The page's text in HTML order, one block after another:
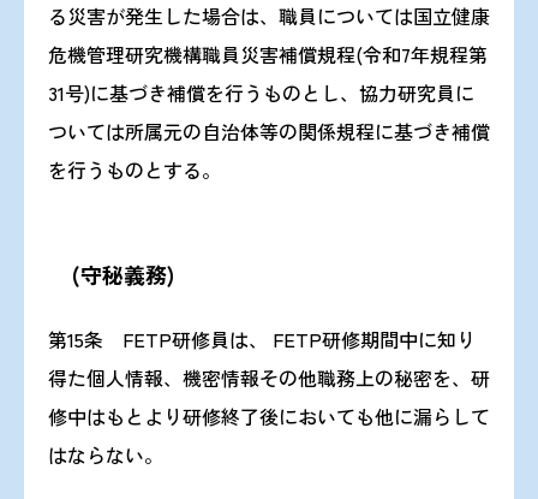
る災害が発生した場合は、職員については国立健康
危機管理研究機構職員災害補償規程(令和7年規程第
31号)に基づき補償を行うものとし、協力研究員に
ついては所属元の自治体等の関係規程に基づき補償
を行うものとする。
(守秘義務)
第15条 FETP研修員は、 FETP研修期間中に知り
得た個人情報、機密情報その他職務上の秘密を、研
修中はもとより研修終了後においても他に漏らして
はならない。